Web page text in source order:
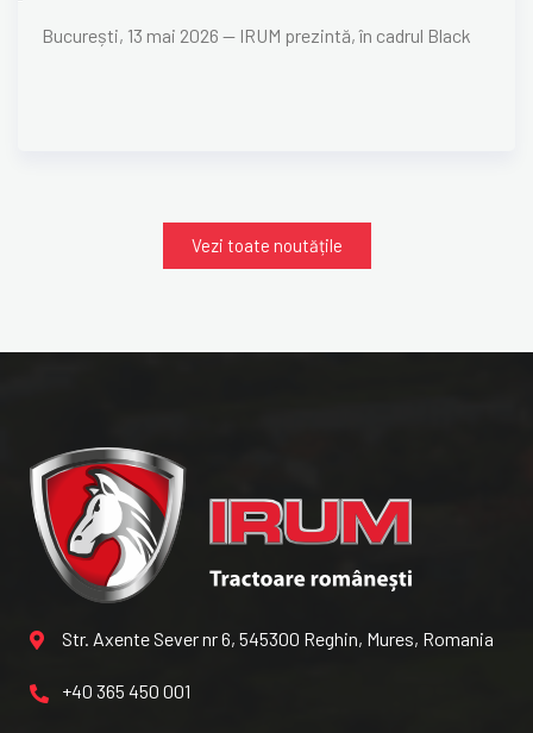
București, 13 mai 2026 — IRUM prezintă, în cadrul Black
Vezi toate noutățile
Str. Axente Sever nr 6, 545300 Reghin, Mures, Romania
+40 365 450 001